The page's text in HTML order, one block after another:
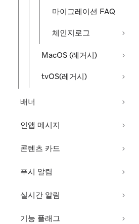
마이그레이션 FAQ
체인지로그
MacOS (레거시)
tvOS(레거시)
배너
인앱 메시지
콘텐츠 카드
푸시 알림
실시간 알림
기능 플래그